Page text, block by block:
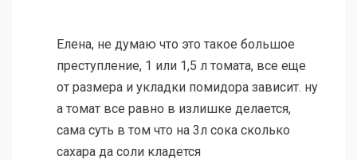
Елена, не думаю что это такое большое
преступление, 1 или 1,5 л томата, все еще
от размера и укладки помидора зависит. ну
а томат все равно в излишке делается,
сама суть в том что на 3л сока сколько
сахара да соли кладется